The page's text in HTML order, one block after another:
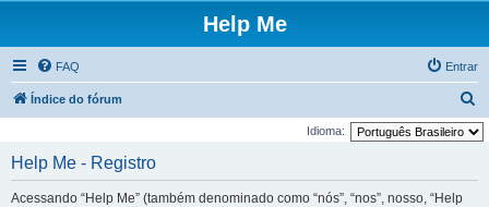
Help Me
FAQ Entrar
Índice do fórum
e
Idioma:
Help Me - Registro
Acessando “Help Me” (também denominado como “nós”, “nos”, nosso, “Help